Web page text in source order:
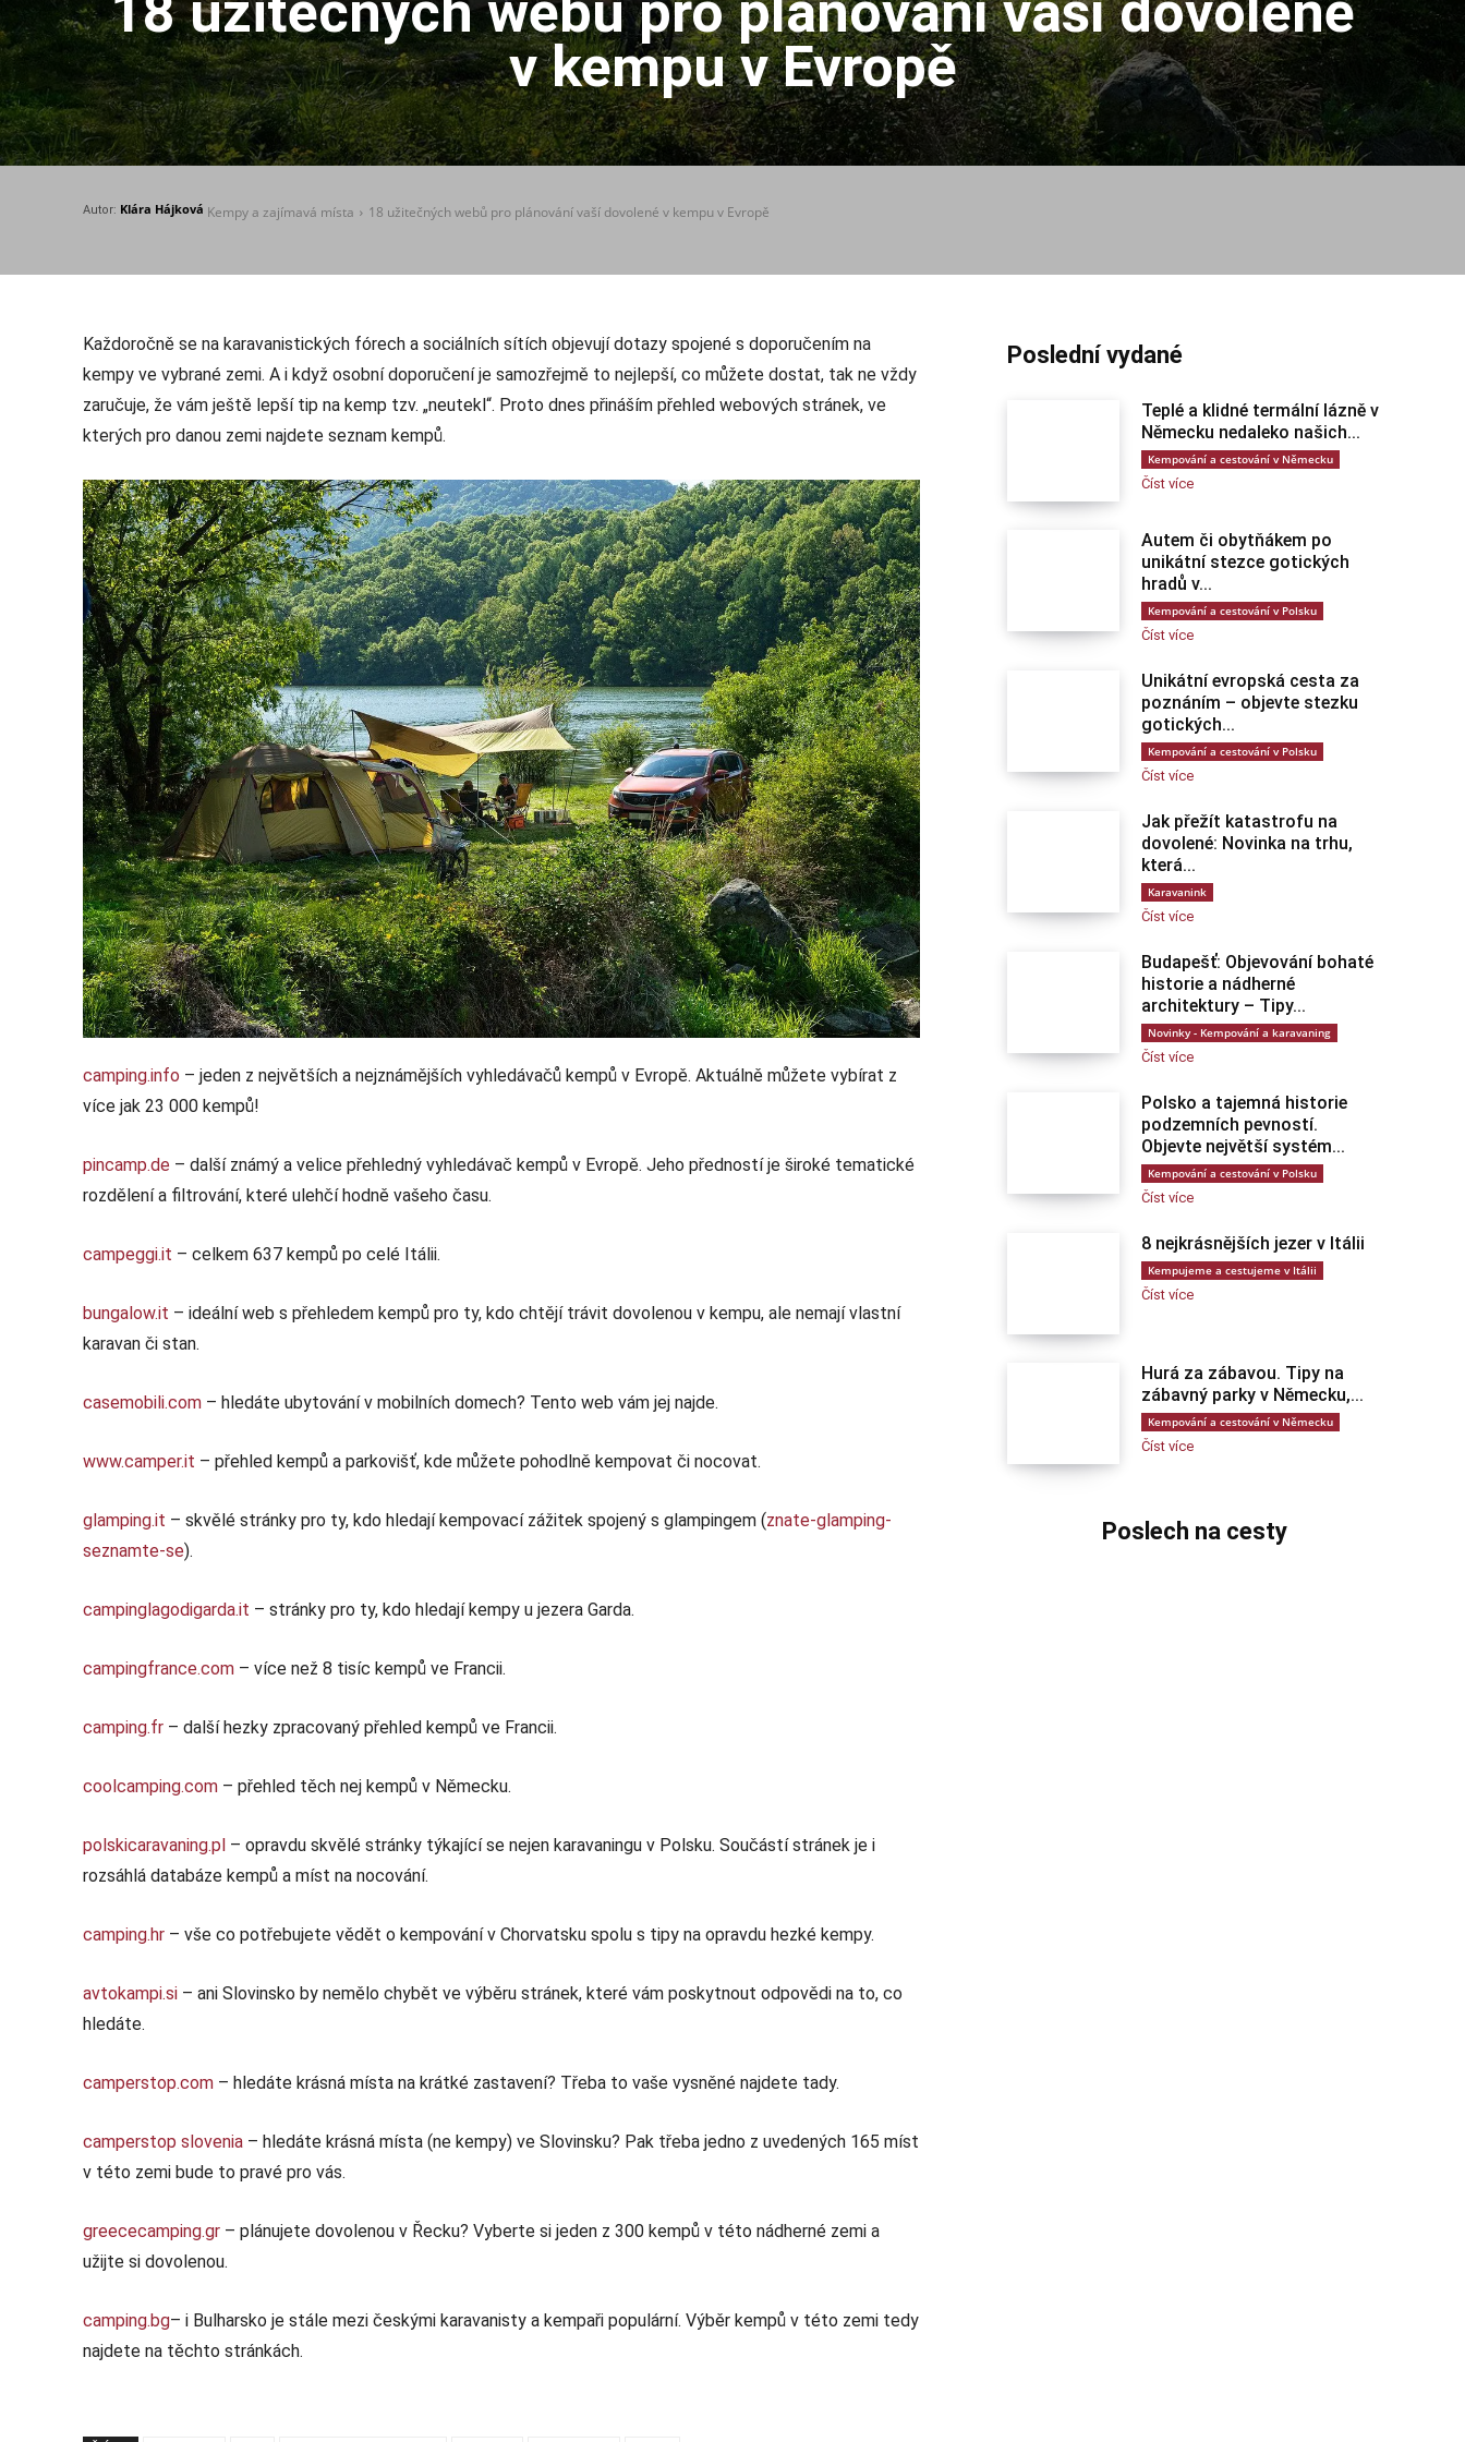
v kempu v Evropě
Autor: Klára Hájková Kempy a zajímavá místa 18 užitečných webů pro plánování vaší dovolené v kempu v Evropě
Každoročně se na karavanistických fórech a sociálních sítích objevují dotazy spojené s doporučením na
kempy ve vybrané zemi. A i když osobní doporučení je samozřejmě to nejlepší, co můžete dostat, tak ne vždy
zaručuje, že vám ještě lepší tip na kemp tzv. „neutekl“. Proto dnes přináším přehled webových stránek, ve
kterých pro danou zemi najdete seznam kempů.
camping.info – jeden z největších a nejznámějších vyhledávačů kempů v Evropě. Aktuálně můžete vybírat z
více jak 23 000 kempů!
pincamp.de – další známý a velice přehledný vyhledávač kempů v Evropě. Jeho předností je široké tematické
rozdělení a filtrování, které ulehčí hodně vašeho času.
campeggi.it – celkem 637 kempů po celé Itálii.
bungalow.it – ideální web s přehledem kempů pro ty, kdo chtějí trávit dovolenou v kempu, ale nemají vlastní
karavan či stan.
casemobili.com – hledáte ubytování v mobilních domech? Tento web vám jej najde.
www.camper.it – přehled kempů a parkovišť, kde můžete pohodlně kempovat či nocovat.
glamping.it – skvělé stránky pro ty, kdo hledají kempovací zážitek spojený s glampingem (znate-glamping-
seznamte-se).
campinglagodigarda.it – stránky pro ty, kdo hledají kempy u jezera Garda.
campingfrance.com – více než 8 tisíc kempů ve Francii.
camping.fr – další hezky zpracovaný přehled kempů ve Francii.
coolcamping.com – přehled těch nej kempů v Německu.
polskicaravaning.pl – opravdu skvělé stránky týkající se nejen karavaningu v Polsku. Součástí stránek je i
rozsáhlá databáze kempů a míst na nocování.
camping.hr – vše co potřebujete vědět o kempování v Chorvatsku spolu s tipy na opravdu hezké kempy.
avtokampi.si – ani Slovinsko by nemělo chybět ve výběru stránek, které vám poskytnout odpovědi na to, co
hledáte.
camperstop.com – hledáte krásná místa na krátké zastavení? Třeba to vaše vysněné najdete tady.
camperstop slovenia – hledáte krásná místa (ne kempy) ve Slovinsku? Pak třeba jedno z uvedených 165 míst
v této zemi bude to pravé pro vás.
greececamping.gr – plánujete dovolenou v Řecku? Vyberte si jeden z 300 kempů v této nádherné zemi a
užijte si dovolenou.
camping.bg– i Bulharsko je stále mezi českými karavanisty a kempaři populární. Výběr kempů v této zemi tedy
najdete na těchto stránkách.
Poslední vydané
Teplé a klidné termální lázně v
Německu nedaleko našich...
Kempování a cestování v Německu
Číst více
Autem či obytňákem po
unikátní stezce gotických
hradů v...
Kempování a cestování v Polsku
Číst více
Unikátní evropská cesta za
poznáním – objevte stezku
gotických...
Kempování a cestování v Polsku
Číst více
Jak přežít katastrofu na
dovolené: Novinka na trhu,
která...
Karavanink
Číst více
Budapešť: Objevování bohaté
historie a nádherné
architektury – Tipy...
Novinky - Kempování a karavaning
Číst více
Polsko a tajemná historie
podzemních pevností.
Objevte největší systém...
Kempování a cestování v Polsku
Číst více
8 nejkrásnějších jezer v Itálii
Kempujeme a cestujeme v Itálii
Číst více
Hurá za zábavou. Tipy na
zábavný parky v Německu,...
Kempování a cestování v Německu
Číst více
Poslech na cesty